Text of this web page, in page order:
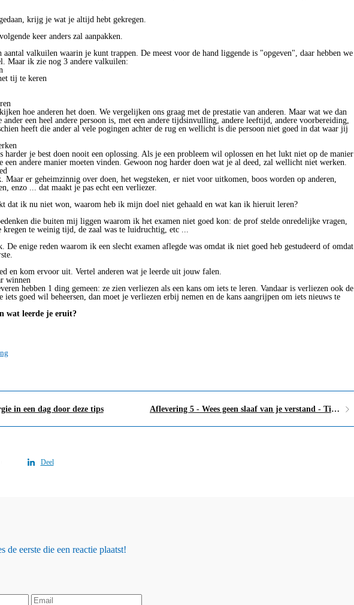
krijg je wat je altijd hebt gekregen.
keer anders zal aanpakken.
valkuilen waarin je kunt trappen. De meest voor de hand liggende is "opgeven", daar hebben we
Maar ik zie nog 3 andere valkuilen:
tij te keren
hoe anderen het doen. We vergelijken ons graag met de prestatie van anderen. Maar wat we dan
een heel andere persoon is, met een andere tijdsinvulling, andere leeftijd, andere voorbereiding,
heeft die ander al vele pogingen achter de rug en wellicht is die persoon niet goed in dat waar jij
harder je best doen nooit een oplossing. Als je een probleem wil oplossen en het lukt niet op de manier
een andere manier moeten vinden. Gewoon nog harder doen wat je al deed, zal wellicht niet werken.
Maar er geheimzinnig over doen, het wegsteken, er niet voor uitkomen, boos worden op anderen,
enzo ... dat maakt je pas echt een verliezer.
dat ik nu niet won, waarom heb ik mijn doel niet gehaald en wat kan ik hieruit leren?
die buiten mij liggen waarom ik het examen niet goed kon: de prof stelde onredelijke vragen,
kregen te weinig tijd, de zaal was te luidruchtig, etc ...
De enige reden waarom ik een slecht examen aflegde was omdat ik niet goed heb gestudeerd of omdat
en kom ervoor uit. Vertel anderen wat je leerde uit jouw falen.
winnen
hebben 1 ding gemeen: ze zien verliezen als een kans om iets te leren. Vandaar is verliezen ook de
iets goed wil beheersen, dan moet je verliezen erbij nemen en de kans aangrijpen om iets nieuws te
wat leerde je eruit?
in een dag door deze tips Aflevering 5 - Wees geen slaaf van je verstand - Tips tegen piekeren
Deel
de eerste die een reactie plaatst!